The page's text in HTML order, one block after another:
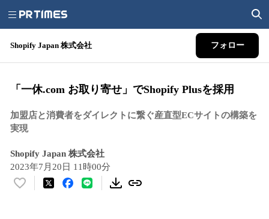
Shopify Japan 株式会社 フォロー
「一休.com お取り寄せ」でShopify Plusを採用
加盟店と消費者をダイレクトに繋ぐ産直型ECサイトの構築を
実現
Shopify Japan 株式会社
2023年7月20日 11時00分
い